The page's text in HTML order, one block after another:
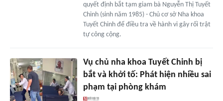
quyết định bắt tạm giam bà Nguyễn Thị Tuyết
Chinh (sinh năm 1985) - Chủ cơ sở Nha khoa
Tuyết Chinh để điều tra về hành vi gây rối trật
tự công cộng.
Vụ chủ nha khoa Tuyết Chinh bị
bắt và khởi tố: Phát hiện nhiều sai
phạm tại phòng khám